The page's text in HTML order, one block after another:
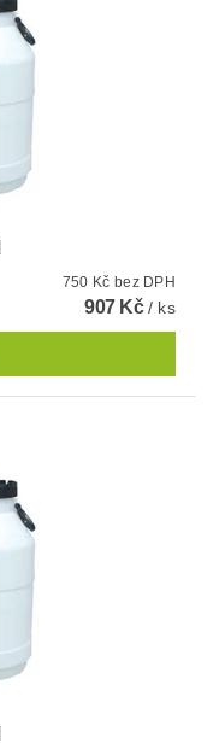
750 Kč bez DPH
907 Kč/ ks